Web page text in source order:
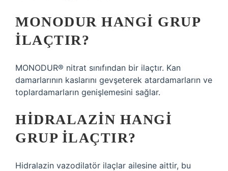
MONODUR HANGI GRUP
ILAÇTIR?
MONODUR® nitrat sınıfından bir ilaçtır. Kan
damarlarının kaslarını gevşeterek atardamarların ve
toplardamarların genişlemesini sağlar.
HIDRALAZIN HANGI
GRUP ILAÇTIR?
Hidralazin vazodilatör ilaçlar ailesine aittir, bu